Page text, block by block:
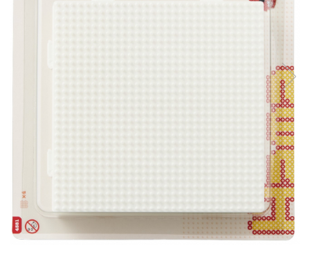
Amenajări camere senzoriale
Echipamente camere senzoriale
Oferte pentru Camere Senzoriale